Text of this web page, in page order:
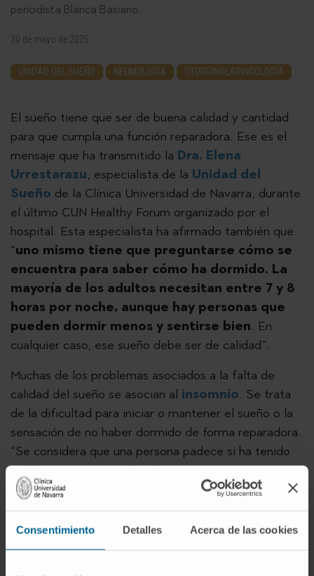
Consentimiento Detalles Acerca de las cookies
periodista Blanca Basiano.
30 de mayo de 2025
UNIDAD DEL SUEÑO NEUMOLOGÍA OTORRINOLARINGOLOGÍA
El sueño tiene que ser de buena calidad y cantidad
para que cumpla una función reparadora. Ese es el
mensaje que ha transmitido la Dra. Elena
Urrestarazu, especialista de la Unidad del
Sueño de la Clínica Universidad de Navarra, durante
el último CUN Healthy Forum organizado por el
hospital. Esta especialista ha afirmado también que
“uno mismo tiene que preguntarse cómo se
encuentra para saber cómo ha dormido. La
mayoría de los adultos necesitan entre 7 y 8
horas por noche, aunque hay personas que
pueden dormir menos y sentirse bien. En
cualquier caso, ese sueño debe ser de calidad”.
Muchas de los problemas asociados a la falta de
calidad del sueño se asocian al insomnio. Se trata
de la dificultad para iniciar o mantener el sueño o la
sensación de no haber dormido de forma reparadora.
“Se considera que una persona padece si ha tenido
problemas para conciliar al menos tres veces por
semana durante un periodo mantenido de tres
meses”, ha explicado la Dra. Urrestarazu.
Entre las afecciones principales relacionadas con la